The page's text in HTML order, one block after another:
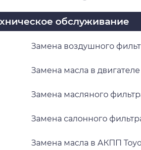
обслуживание
Замена воздушного
Замена масла в
Замена масляного
Замена салонного
Замена масла в АКПП